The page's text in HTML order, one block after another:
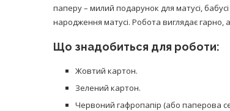
паперу – милий подарунок для матусі,
народження матусі. Робота виглядає гарно,
Що знадобиться для роботи:
Жовтий картон.
Зелений картон.
Червоний гафропапір (або паперова